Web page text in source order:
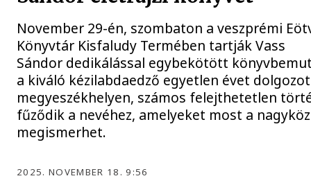
November 29-én, szombaton a veszprémi
Könyvtár Kisfaludy Termében tartják Vass
Sándor dedikálással egybekötött
a kiváló kézilabdaedző egyetlen évet
megyeszékhelyen, számos felejthetetlen
fűződik a nevéhez, amelyeket most a
megismerhet.
2025. NOVEMBER 18. 9:56